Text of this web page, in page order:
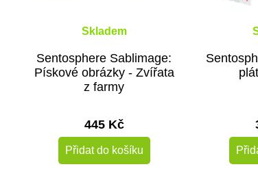
Skladem
Sentosphere Sablimage:
Pískové obrázky - Zvířata
z farmy
445 Kč
Přidat do košíku